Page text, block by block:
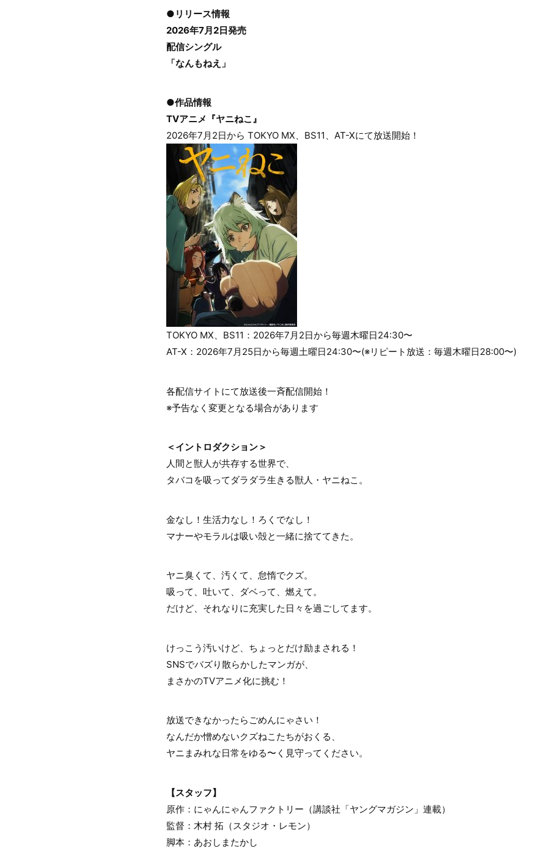
●リリース情報
2026年7月2日発売
配信シングル
「なんもねえ」
●作品情報
TVアニメ『ヤニねこ』
2026年7月2日から TOKYO MX、BS11、AT-Xにて放送開始！
TOKYO MX、BS11：2026年7月2日から毎週木曜日24:30〜
AT-X：2026年7月25日から毎週土曜日24:30〜(※リピート放送：毎週木曜日28:00〜)
各配信サイトにて放送後一斉配信開始！
※予告なく変更となる場合があります
＜イントロダクション＞
人間と獣人が共存する世界で、
タバコを吸ってダラダラ生きる獣人・ヤニねこ。
金なし！生活力なし！ろくでなし！
マナーやモラルは吸い殻と一緒に捨ててきた。
ヤニ臭くて、汚くて、怠惰でクズ。
吸って、吐いて、ダベって、燃えて。
だけど、それなりに充実した日々を過ごしてます。
けっこう汚いけど、ちょっとだけ励まされる！
SNSでバズり散らかしたマンガが、
まさかのTVアニメ化に挑む！
放送できなかったらごめんにゃさい！
なんだか憎めないクズねこたちがおくる、
ヤニまみれな日常をゆる〜く見守ってください。
【スタッフ】
原作：にゃんにゃんファクトリー（講談社「ヤングマガジン」連載）
監督：木村 拓（スタジオ・レモン）
脚本：あおしまたかし